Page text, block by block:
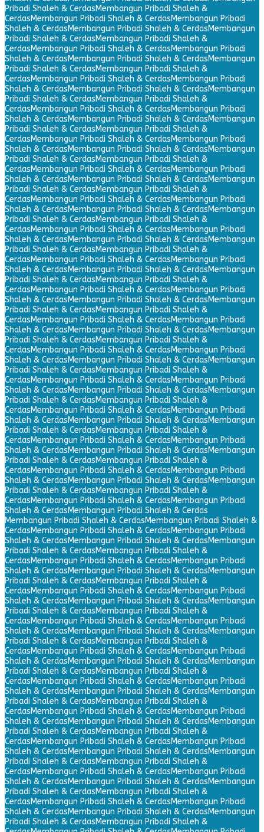
Pribadi Shaleh & CerdasMembangun Pribadi Shaleh &
CerdasMembangun Pribadi Shaleh & CerdasMembangun Pribadi
Shaleh & CerdasMembangun Pribadi Shaleh & CerdasMembangun
Pribadi Shaleh & CerdasMembangun Pribadi Shaleh &
CerdasMembangun Pribadi Shaleh & CerdasMembangun Pribadi
Shaleh & CerdasMembangun Pribadi Shaleh & CerdasMembangun
Pribadi Shaleh & CerdasMembangun Pribadi Shaleh &
CerdasMembangun Pribadi Shaleh & CerdasMembangun Pribadi
Shaleh & CerdasMembangun Pribadi Shaleh & CerdasMembangun
Pribadi Shaleh & CerdasMembangun Pribadi Shaleh &
CerdasMembangun Pribadi Shaleh & CerdasMembangun Pribadi
Shaleh & CerdasMembangun Pribadi Shaleh & CerdasMembangun
Pribadi Shaleh & CerdasMembangun Pribadi Shaleh &
CerdasMembangun Pribadi Shaleh & CerdasMembangun Pribadi
Shaleh & CerdasMembangun Pribadi Shaleh & CerdasMembangun
Pribadi Shaleh & CerdasMembangun Pribadi Shaleh &
CerdasMembangun Pribadi Shaleh & CerdasMembangun Pribadi
Shaleh & CerdasMembangun Pribadi Shaleh & CerdasMembangun
Pribadi Shaleh & CerdasMembangun Pribadi Shaleh &
CerdasMembangun Pribadi Shaleh & CerdasMembangun Pribadi
Shaleh & CerdasMembangun Pribadi Shaleh & CerdasMembangun
Pribadi Shaleh & CerdasMembangun Pribadi Shaleh &
CerdasMembangun Pribadi Shaleh & CerdasMembangun Pribadi
Shaleh & CerdasMembangun Pribadi Shaleh & CerdasMembangun
Pribadi Shaleh & CerdasMembangun Pribadi Shaleh &
CerdasMembangun Pribadi Shaleh & CerdasMembangun Pribadi
Shaleh & CerdasMembangun Pribadi Shaleh & CerdasMembangun
Pribadi Shaleh & CerdasMembangun Pribadi Shaleh &
CerdasMembangun Pribadi Shaleh & CerdasMembangun Pribadi
Shaleh & CerdasMembangun Pribadi Shaleh & CerdasMembangun
Pribadi Shaleh & CerdasMembangun Pribadi Shaleh &
CerdasMembangun Pribadi Shaleh & CerdasMembangun Pribadi
Shaleh & CerdasMembangun Pribadi Shaleh & CerdasMembangun
Pribadi Shaleh & CerdasMembangun Pribadi Shaleh &
CerdasMembangun Pribadi Shaleh & CerdasMembangun Pribadi
Shaleh & CerdasMembangun Pribadi Shaleh & CerdasMembangun
Pribadi Shaleh & CerdasMembangun Pribadi Shaleh &
CerdasMembangun Pribadi Shaleh & CerdasMembangun Pribadi
Shaleh & CerdasMembangun Pribadi Shaleh & CerdasMembangun
Pribadi Shaleh & CerdasMembangun Pribadi Shaleh &
CerdasMembangun Pribadi Shaleh & CerdasMembangun Pribadi
Shaleh & CerdasMembangun Pribadi Shaleh & CerdasMembangun
Pribadi Shaleh & CerdasMembangun Pribadi Shaleh &
CerdasMembangun Pribadi Shaleh & CerdasMembangun Pribadi
Shaleh & CerdasMembangun Pribadi Shaleh & CerdasMembangun
Pribadi Shaleh & CerdasMembangun Pribadi Shaleh &
CerdasMembangun Pribadi Shaleh & CerdasMembangun Pribadi
Shaleh & CerdasMembangun Pribadi Shaleh & CerdasMembangun
Pribadi Shaleh & CerdasMembangun Pribadi Shaleh &
CerdasMembangun Pribadi Shaleh & CerdasMembangun Pribadi
Shaleh & CerdasMembangun Pribadi Shaleh & Cerdas
Membangun Pribadi Shaleh & CerdasMembangun Pribadi Shaleh &
CerdasMembangun Pribadi Shaleh & CerdasMembangun Pribadi
Shaleh & CerdasMembangun Pribadi Shaleh & CerdasMembangun
Pribadi Shaleh & CerdasMembangun Pribadi Shaleh &
CerdasMembangun Pribadi Shaleh & CerdasMembangun Pribadi
Shaleh & CerdasMembangun Pribadi Shaleh & CerdasMembangun
Pribadi Shaleh & CerdasMembangun Pribadi Shaleh &
CerdasMembangun Pribadi Shaleh & CerdasMembangun Pribadi
Shaleh & CerdasMembangun Pribadi Shaleh & CerdasMembangun
Pribadi Shaleh & CerdasMembangun Pribadi Shaleh &
CerdasMembangun Pribadi Shaleh & CerdasMembangun Pribadi
Shaleh & CerdasMembangun Pribadi Shaleh & CerdasMembangun
Pribadi Shaleh & CerdasMembangun Pribadi Shaleh &
CerdasMembangun Pribadi Shaleh & CerdasMembangun Pribadi
Shaleh & CerdasMembangun Pribadi Shaleh & CerdasMembangun
Pribadi Shaleh & CerdasMembangun Pribadi Shaleh &
CerdasMembangun Pribadi Shaleh & CerdasMembangun Pribadi
Shaleh & CerdasMembangun Pribadi Shaleh & CerdasMembangun
Pribadi Shaleh & CerdasMembangun Pribadi Shaleh &
CerdasMembangun Pribadi Shaleh & CerdasMembangun Pribadi
Shaleh & CerdasMembangun Pribadi Shaleh & CerdasMembangun
Pribadi Shaleh & CerdasMembangun Pribadi Shaleh &
CerdasMembangun Pribadi Shaleh & CerdasMembangun Pribadi
Shaleh & CerdasMembangun Pribadi Shaleh & CerdasMembangun
Pribadi Shaleh & CerdasMembangun Pribadi Shaleh &
CerdasMembangun Pribadi Shaleh & CerdasMembangun Pribadi
Shaleh & CerdasMembangun Pribadi Shaleh & CerdasMembangun
Pribadi Shaleh & CerdasMembangun Pribadi Shaleh &
CerdasMembangun Pribadi Shaleh & CerdasMembangun Pribadi
Shaleh & CerdasMembangun Pribadi Shaleh & CerdasMembangun
Pribadi Shaleh & CerdasMembangun Pribadi Shaleh &